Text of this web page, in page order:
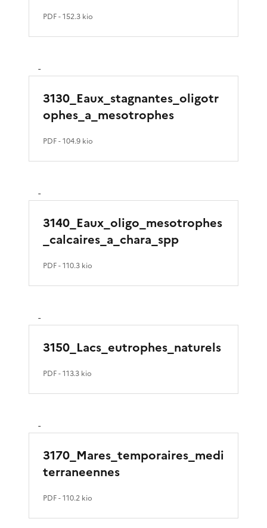
PDF- 152.3 kio
-
3130_Eaux_stagnantes_oligotr
ophes_a_mesotrophes
PDF- 104.9 kio
-
3140_Eaux_oligo_mesotrophes
_calcaires_a_chara_spp
PDF- 110.3 kio
-
3150_Lacs_eutrophes_naturels
PDF- 113.3 kio
-
3170_Mares_temporaires_medi
terraneennes
PDF- 110.2 kio